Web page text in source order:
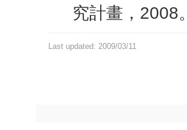
究計畫，2008。
Last updated: 2009/03/11